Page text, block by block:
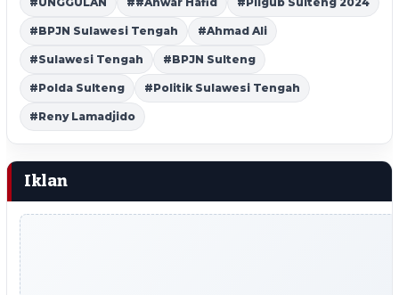
#BPJN Sulawesi Tengah #Ahmad Ali
#Sulawesi Tengah #BPJN Sulteng
#Polda Sulteng #Politik Sulawesi Tengah
#Reny Lamadjido
Iklan